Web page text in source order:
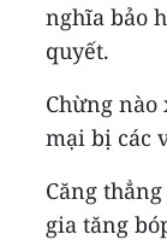
nghĩa bảo
quyết.
Chừng
mại bị các
Căng
gia tăng